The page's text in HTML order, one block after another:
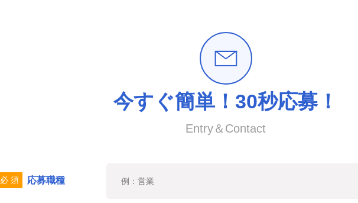
今すぐ簡単！30秒応募！
Entry＆Contact
必 須 応募職種